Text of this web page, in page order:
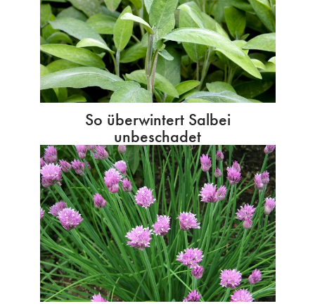
So überwintert Salbei
unbeschadet